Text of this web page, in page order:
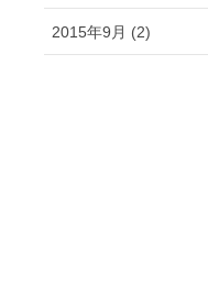
2015年9月 (2)